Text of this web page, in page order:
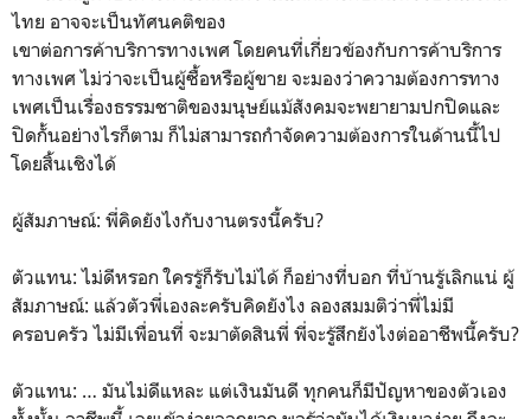
ไทย อาจจะเป็นทัศนคติของ
เขาต่อการค้าบริการทางเพศ โดยคนที่เกี่ยวข้องกับการค้าบริการ
ทางเพศ ไม่ว่าจะเป็นผู้ซื้อหรือผู้ขาย จะมองว่าความต้องการทาง
เพศเป็นเรื่องธรรมชาติของมนุษย์แม้สังคมจะพยายามปกปิดและ
ปิดกั้นอย่างไรก็ตาม ก็ไม่สามารถกำจัดความต้องการในด้านนี้ไป
โดยสิ้นเชิงได้
ผู้สัมภาษณ์: พี่คิดยังไงกับงานตรงนี้ครับ?
ตัวแทน: ไม่ดีหรอก ใครรู้ก็รับไม่ได้ ก็อย่างที่บอก ที่บ้านรู้เลิกแน่ ผู้
สัมภาษณ์: แล้วตัวพี่เองละครับคิดยังไง ลองสมมติว่าพี่ไม่มี
ครอบครัว ไม่มีเพื่อนที่ จะมาตัดสินพี่ พี่จะรู้สึกยังไงต่ออาชีพนี้ครับ?
ตัวแทน: … มันไม่ดีแหละ แต่เงินมันดี ทุกคนก็มีปัญหาของตัวเอง